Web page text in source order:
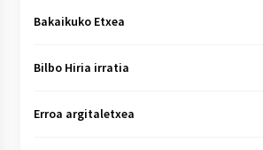
Bakaikuko Etxea
Bilbo Hiria irratia
Erroa argitaletxea